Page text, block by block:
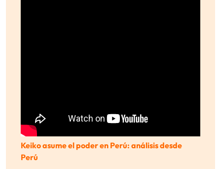
Keiko asume el poder en Perú: análisis desde
Perú